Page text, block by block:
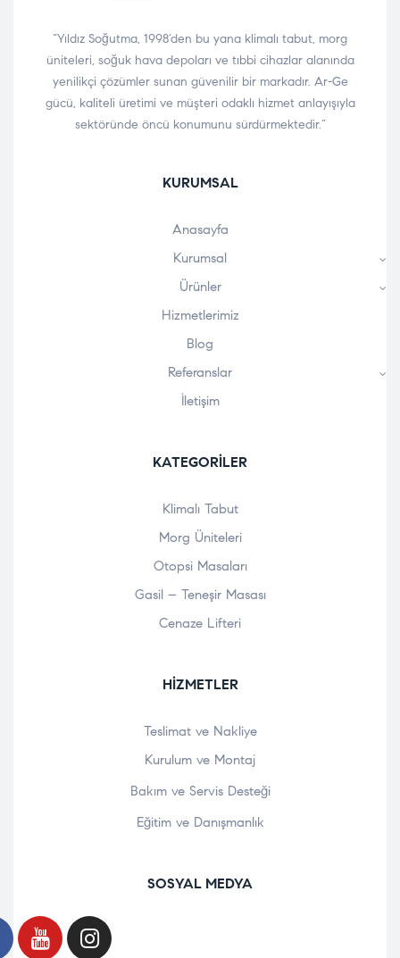
“Yıldız Soğutma, 1998’den bu yana klimalı tabut, morg
üniteleri, soğuk hava depoları ve tıbbi cihazlar alanında
yenilikçi çözümler sunan güvenilir bir markadır. Ar-Ge
gücü, kaliteli üretimi ve müşteri odaklı hizmet anlayışıyla
sektöründe öncü konumunu sürdürmektedir.”
KURUMSAL
Anasayfa
Kurumsal
Ürünler
Hizmetlerimiz
Blog
Referanslar
İletişim
KATEGORILER
Klimalı Tabut
Morg Üniteleri
Otopsi Masaları
Gasil – Teneşir Masası
Cenaze Lifteri
HIZMETLER
Teslimat ve Nakliye
Kurulum ve Montaj
Bakım ve Servis Desteği
Eğitim ve Danışmanlık
SOSYAL MEDYA